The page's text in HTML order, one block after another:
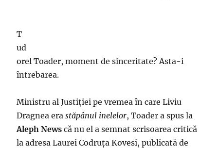
T
ud
orel Toader, moment de sinceritate? Asta-i
întrebarea.
Ministru al Justiției pe vremea în care Liviu
Dragnea era stăpânul inelelor, Toader a spus la
Aleph News că nu el a semnat scrisoarea critică
la adresa Laurei Codruţa Kovesi, publicată de